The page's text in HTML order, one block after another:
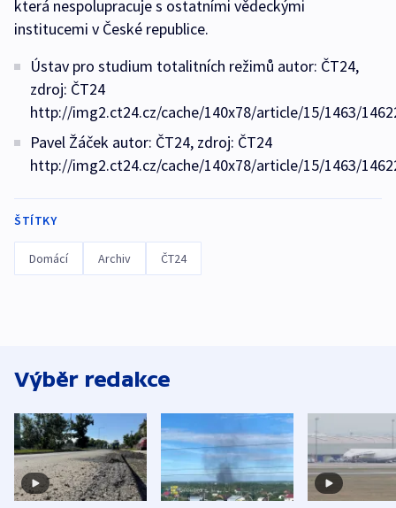
která nespolupracuje s ostatními vědeckými
institucemi v České republice.
Ústav pro studium totalitních režimů autor: ČT24,
zdroj: ČT24
http://img2.ct24.cz/cache/140x78/article/15/1463/
Pavel Žáček autor: ČT24, zdroj: ČT24
http://img2.ct24.cz/cache/140x78/article/15/1463/
ŠTÍTKY
Domácí Archiv ČT24
Výběr redakce